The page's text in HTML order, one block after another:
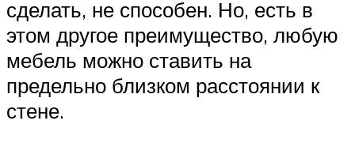
сделать, не способен. Но, есть в
этом другое преимущество, любую
мебель можно ставить на
предельно близком расстоянии к
стене.